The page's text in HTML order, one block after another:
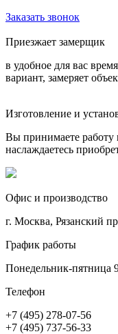
Заказать звонок
Приезжает замерщик
в удобное для вас
вариант, замеряет
Изготовление и
Вы принимаете работу
наслаждаетесь
Офис и производство
г. Москва, Рязанский
График работы
Понедельник-пятница
Телефон
+7 (495) 278-07-56
+7 (495) 737-56-33